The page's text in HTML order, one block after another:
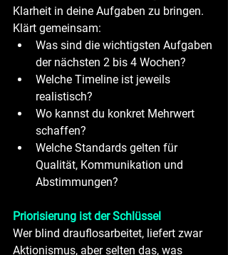
Klarheit in deine Aufgaben zu bringen.
Klärt gemeinsam:
Was sind die wichtigsten Aufgaben
der nächsten 2 bis 4 Wochen?
Welche Timeline ist jeweils
realistisch?
Wo kannst du konkret Mehrwert
schaffen?
Welche Standards gelten für
Qualität, Kommunikation und
Abstimmungen?
Priorisierung ist der Schlüssel
Wer blind drauflosarbeitet, liefert zwar
Aktionismus, aber selten das, was